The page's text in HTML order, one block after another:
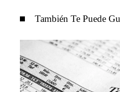
También Te Puede